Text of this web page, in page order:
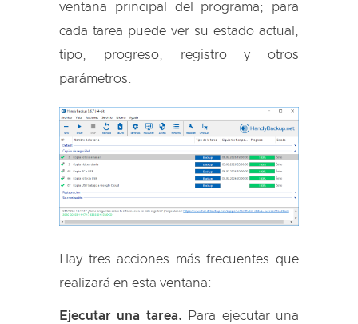
ventana principal del programa; para
cada tarea puede ver su estado actual,
tipo, progreso, registro y otros
parámetros.
Hay tres acciones más frecuentes que
realizará en esta ventana:
Ejecutar una tarea. Para ejecutar una